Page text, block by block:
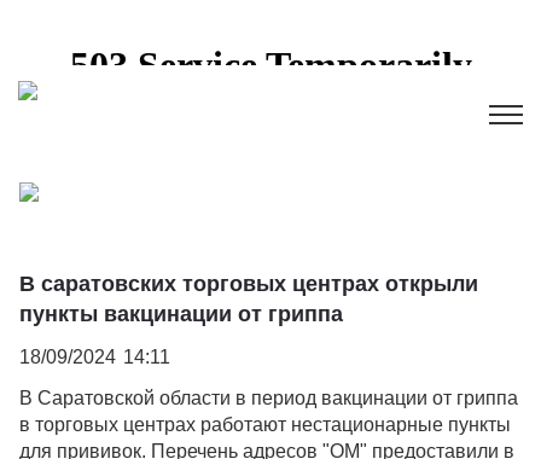
В саратовских торговых центрах открыли
пункты вакцинации от гриппа
18/09/2024 14:11
В Саратовской области в период вакцинации от гриппа
в торговых центрах работают нестационарные пункты
для прививок. Перечень адресов "ОМ" предоставили в